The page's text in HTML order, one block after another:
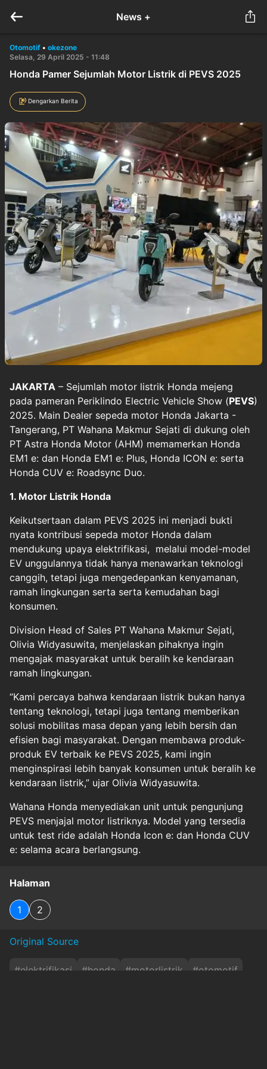
News +
Otomotif • okezone
Selasa, 29 April 2025 - 11:48
Honda Pamer Sejumlah Motor Listrik di PEVS 2025
Dengarkan Berita
JAKARTA – Sejumlah motor listrik Honda mejeng
pada pameran Periklindo Electric Vehicle Show (PEVS)
2025. Main Dealer sepeda motor Honda Jakarta -
Tangerang, PT Wahana Makmur Sejati di dukung oleh
PT Astra Honda Motor (AHM) memamerkan Honda
EM1 e: dan Honda EM1 e: Plus, Honda ICON e: serta
Honda CUV e: Roadsync Duo.
1. Motor Listrik Honda
Keikutsertaan dalam PEVS 2025 ini menjadi bukti
nyata kontribusi sepeda motor Honda dalam
mendukung upaya elektrifikasi, melalui model-model
EV unggulannya tidak hanya menawarkan teknologi
canggih, tetapi juga mengedepankan kenyamanan,
ramah lingkungan serta serta kemudahan bagi
konsumen.
Division Head of Sales PT Wahana Makmur Sejati,
Olivia Widyasuwita, menjelaskan pihaknya ingin
mengajak masyarakat untuk beralih ke kendaraan
ramah lingkungan.
“Kami percaya bahwa kendaraan listrik bukan hanya
tentang teknologi, tetapi juga tentang memberikan
solusi mobilitas masa depan yang lebih bersih dan
efisien bagi masyarakat. Dengan membawa produk-
produk EV terbaik ke PEVS 2025, kami ingin
menginspirasi lebih banyak konsumen untuk beralih ke
kendaraan listrik,” ujar Olivia Widyasuwita.
Wahana Honda menyediakan unit untuk pengunjung
PEVS menjajal motor listriknya. Model yang tersedia
untuk test ride adalah Honda Icon e: dan Honda CUV
e: selama acara berlangsung.
Halaman
1 2
Original Source
#elektrifikasi #honda #motorlistrik #otomotif